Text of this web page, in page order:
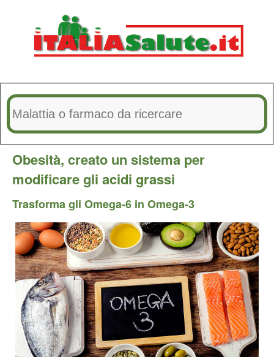
Obesità, creato un sistema per
modificare gli acidi grassi
Trasforma gli Omega-6 in Omega-3